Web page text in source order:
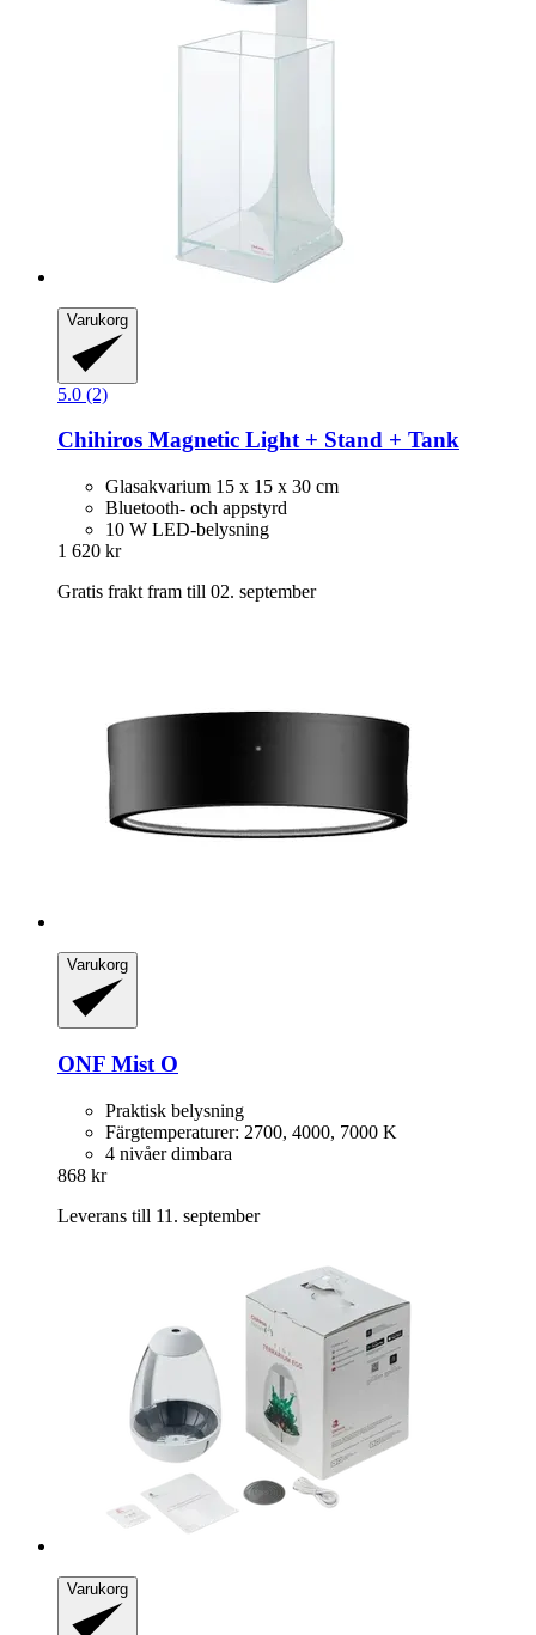
Varukorg
5.0 (2)
Chihiros Magnetic Light + Stand + Tank
Glasakvarium 15 x 15 x 30 cm
Bluetooth- och appstyrd
10 W LED-belysning
1 620 kr
Gratis frakt fram till 02. september
Varukorg
ONF Mist O
Praktisk belysning
Färgtemperaturer: 2700, 4000, 7000 K
4 nivåer dimbara
868 kr
Leverans till 11. september
Varukorg